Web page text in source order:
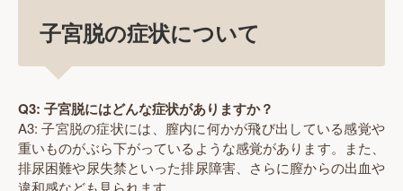
子宮脱の症状について
Q3: 子宮脱にはどんな症状がありますか？
A3: 子宮脱の症状には、膣内に何かが飛び出している感覚や
重いものがぶら下がっているような感覚があります。また、
排尿困難や尿失禁といった排尿障害、さらに膣からの出血や
違和感なども見られます。